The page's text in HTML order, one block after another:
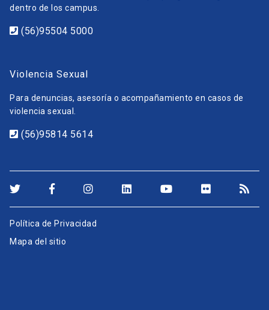
dentro de los campus.
(56)95504 5000
Violencia Sexual
Para denuncias, asesoría o acompañamiento en casos de
violencia sexual.
(56)95814 5614
Política de Privacidad
Mapa del sitio